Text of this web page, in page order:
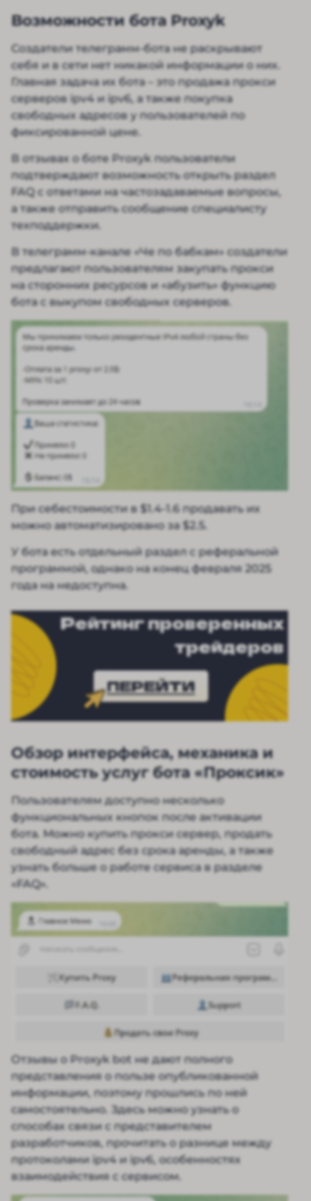
Возможности бота Proxyk
Создатели телеграмм-бота не раскрывают
себя и в сети нет никакой информации о них.
Главная задача их бота – это продажа прокси
серверов ipv4 и ipv6, а также покупка
свободных адресов у пользователей по
фиксированной цене.
В отзывах о боте Proxyk пользователи
подтверждают возможность открыть раздел
FAQ с ответами на частозадаваемые вопросы,
а также отправить сообщение специалисту
техподдержки.
В телеграмм-канале «Че по бабкам» создатели
предлагают пользователям закупать прокси
на сторонних ресурсов и «абузить» функцию
бота с выкупом свободных серверов.
При себестоимости в $1.4-1.6 продавать их
можно автоматизировано за $2.5.
У бота есть отдельный раздел с реферальной
программой, однако на конец февраля 2025
года на недоступна.
Рейтинг проверенных
трейдеров
ПЕРЕЙТИ
Обзор интерфейса, механика и
стоимость услуг бота «Проксик»
Пользователям доступно несколько
функциональных кнопок после активации
бота. Можно купить прокси сервер, продать
свободный адрес без срока аренды, а также
узнать больше о работе сервиса в разделе
«FAQ».
Отзывы о Proxyk bot не дают полного
представления о пользе опубликованной
информации, поэтому прошлись по ней
самостоятельно. Здесь можно узнать о
способах связи с представителем
разработчиков, прочитать о разнице между
протоколами ipv4 и ipv6, особенностях
взаимодействия с сервисом.